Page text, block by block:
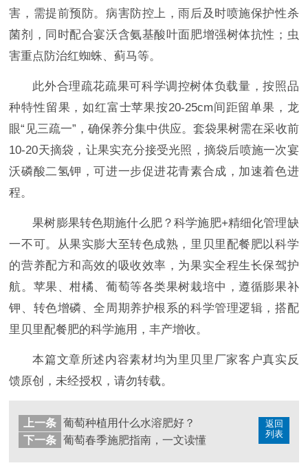
害，需提前预防。病害防控上，雨后及时喷施保护性杀
菌剂，同时配合宴沃含氨基酸叶面肥增强树体抗性；虫
害重点防治红蜘蛛、蓟马等。
此外合理疏花疏果可科学调控树体负载量，按照品
种特性留果，如红富士苹果按20-25cm间距留单果，龙
眼“见三疏一”，确保养分集中供应。套袋果树需在采收前
10-20天摘袋，让果实充分接受光照，摘袋后喷施一次宴
沃磷酸二氢钾，可进一步促进花青素合成，加速着色进
程。
果树膨果转色期施什么肥？科学施肥+精细化管理缺
一不可。从果实膨大至转色成熟，里贝里配餐肥以科学
的营养配方和高效的吸收效率，为果实全程生长保驾护
航。苹果、柑橘、葡萄等各类果树栽培中，遵循膨果补
钾、转色增磷、全周期养护根系的科学管理逻辑，搭配
里贝里配餐肥的科学施用，丰产增收。
本篇文章所述内容素材均为里贝里厂家客户真实反
馈原创，未经授权，请勿转载。
返回
列表
上一条
葡萄种植用什么水溶肥好？
下一条
葡萄春季施肥指南，一文读懂